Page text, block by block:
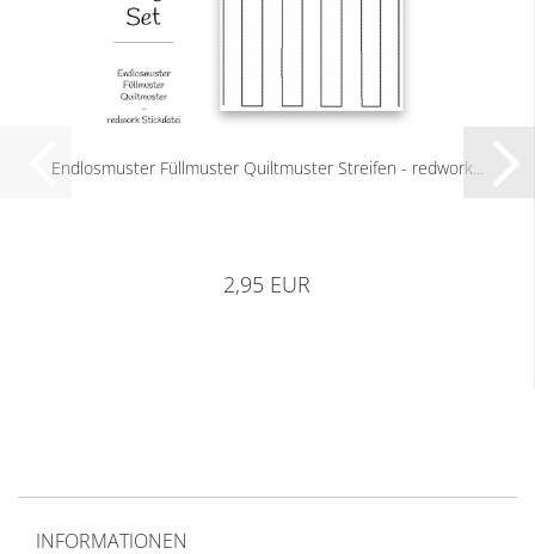
Endlosmuster Füllmuster Quiltmuster Streifen - redwork...
2,95 EUR
INFORMATIONEN